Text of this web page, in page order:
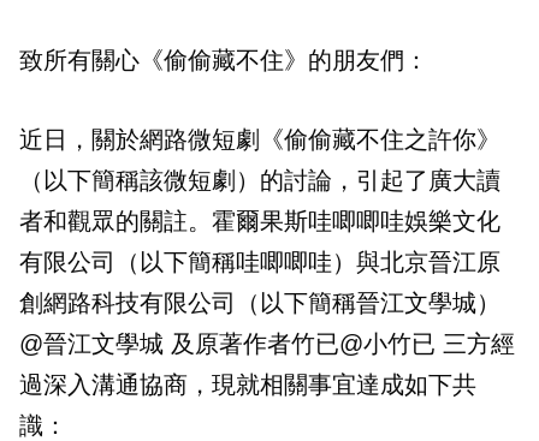
致所有關心《偷偷藏不住》的朋友們：
近日，關於網路微短劇《偷偷藏不住之許你》
（以下簡稱該微短劇）的討論，引起了廣大讀
者和觀眾的關註。霍爾果斯哇唧唧哇娛樂文化
有限公司（以下簡稱哇唧唧哇）與北京晉江原
創網路科技有限公司（以下簡稱晉江文學城）
@晉江文學城 及原著作者竹已@小竹已 三方經
過深入溝通協商，現就相關事宜達成如下共
識：